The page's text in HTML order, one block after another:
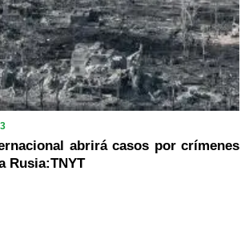
abrirá casos por crímenes
Rusia:TNYT